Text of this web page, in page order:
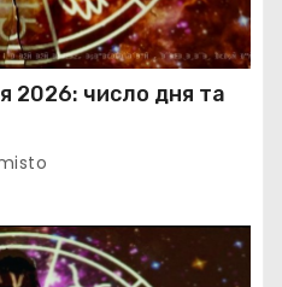
2026: число дня та